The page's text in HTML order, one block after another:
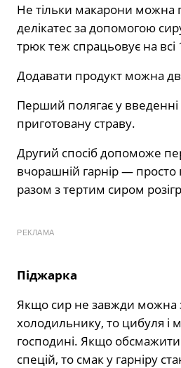
Не тільки макарони можна
делікатес за допомогою
трюк теж спрацьовує на всі
Додавати продукт можна
Перший полягає у
приготовану страву.
Другий спосіб допоможе
вчорашній гарнір — просто
разом з тертим сиром
РЕКЛАМА
Піджарка
Якщо сир не завжди можна
холодильнику, то цибуля і
господині. Якщо
спецій, то смак у гарніру